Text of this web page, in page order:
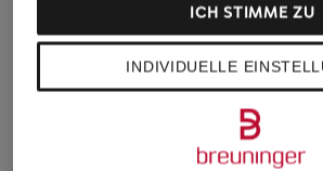
DRYKORN
INDIVIDUELLE
ICH STIMME ZU